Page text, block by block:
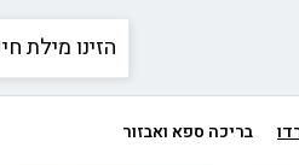
בריכה ספא ואבזור